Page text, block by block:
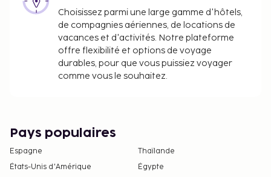
Choisissez parmi une large gamme d'hôtels,
de compagnies aériennes, de locations de
vacances et d'activités. Notre plateforme
offre flexibilité et options de voyage
durables, pour que vous puissiez voyager
comme vous le souhaitez.
Pays populaires
Espagne
Thaïlande
États-Unis d'Amérique
Égypte